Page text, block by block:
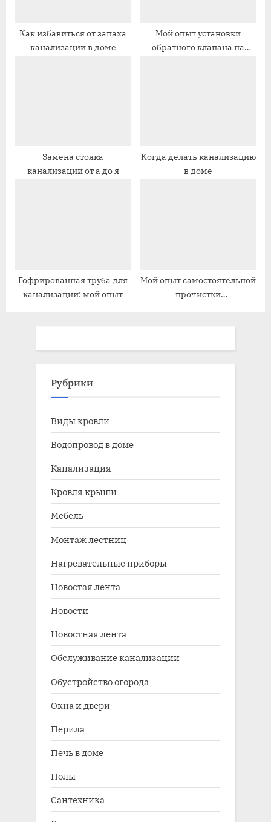
и
п
и
Как избавиться от запаха
канализации в доме
Мой опыт установки
обратного клапана на
Замена стояка
канализации от а до я
Когда делать канализацию
в доме
Гофрированная труба для
канализации: мой опыт
Мой опыт самостоятельной
прочистки
Рубрики
Виды кровли
Водопровод в доме
Канализация
Кровля крыши
Мебель
Монтаж лестниц
Нагревательные приборы
Новостая лента
Новости
Новостная лента
Обслуживание канализации
Обустройство огорода
Окна и двери
Перила
Печь в доме
Полы
Сантехника